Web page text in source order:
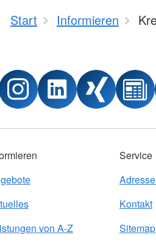
Start Informieren
von A-Z
Service
Kontakt
Sitemap